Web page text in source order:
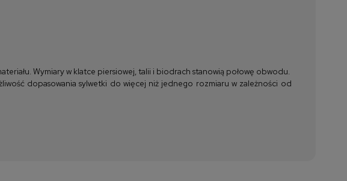
Wymiary w klatce piersiowej, talii i biodrach stanowią połowę obwodu.
dopasowania sylwetki do więcej niż jednego rozmiaru w zależności od